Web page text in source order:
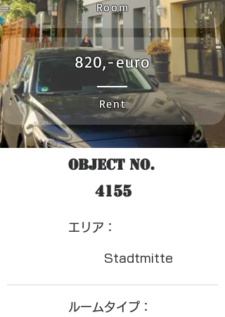
Room
820,-euro
Rent
Object No.
4155
​エリア：
Stadtmitte
ルームタイプ：